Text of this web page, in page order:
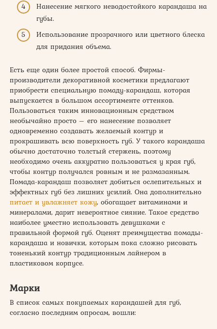
Нанесение мягкого неводостойкого карандаша на
губы.
Использование прозрачного или цветного блеска
для придания объема.
Есть еще один более простой способ. Фирмы-
производители декоративной косметики предлагают
приобрести специальную помаду-карандаш, которая
выпускается в большом ассортименте оттенков.
Пользоваться таким инновационным средством
необычайно просто – его нанесение позволяет
одновременно создавать желаемый контур и
прокрашивать всю поверхность губ. У такого карандаша
обычно достаточно толстый стержень, поэтому
необходимо очень аккуратно пользоваться у края губ,
чтобы контур получался ровным и не размазанным.
Помада-карандаш позволяет добиться ослепительных и
эффектных губ без лишних усилий. Она дополнительно
питает и увлажняет кожу, обогащает витаминами и
минералами, дарит невероятное сияние. Такое средство
наиболее уместно использовать девушками с
правильной формой губ. Оценят преимущества помады-
карандаша и новички, которым пока сложно рисовать
тоненький контур традиционным лайнером в
пластиковом корпусе.
Марки
В список самых покупаемых карандашей для губ,
согласно последним опросам, вошли: